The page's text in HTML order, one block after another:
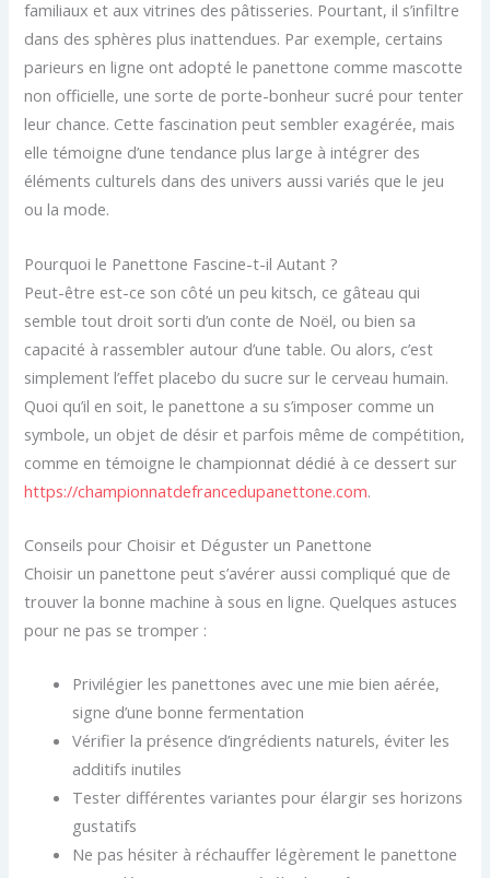
familiaux et aux vitrines des pâtisseries. Pourtant, il s’infiltre
dans des sphères plus inattendues. Par exemple, certains
parieurs en ligne ont adopté le panettone comme mascotte
non officielle, une sorte de porte-bonheur sucré pour tenter
leur chance. Cette fascination peut sembler exagérée, mais
elle témoigne d’une tendance plus large à intégrer des
éléments culturels dans des univers aussi variés que le jeu
ou la mode.
Pourquoi le Panettone Fascine-t-il Autant ?
Peut-être est-ce son côté un peu kitsch, ce gâteau qui
semble tout droit sorti d’un conte de Noël, ou bien sa
capacité à rassembler autour d’une table. Ou alors, c’est
simplement l’effet placebo du sucre sur le cerveau humain.
Quoi qu’il en soit, le panettone a su s’imposer comme un
symbole, un objet de désir et parfois même de compétition,
comme en témoigne le championnat dédié à ce dessert sur
https://championnatdefrancedupanettone.com.
Conseils pour Choisir et Déguster un Panettone
Choisir un panettone peut s’avérer aussi compliqué que de
trouver la bonne machine à sous en ligne. Quelques astuces
pour ne pas se tromper :
Privilégier les panettones avec une mie bien aérée,
signe d’une bonne fermentation
Vérifier la présence d’ingrédients naturels, éviter les
additifs inutiles
Tester différentes variantes pour élargir ses horizons
gustatifs
Ne pas hésiter à réchauffer légèrement le panettone